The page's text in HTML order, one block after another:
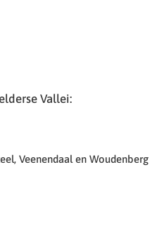
Vallei:
Veenendaal en Woudenberg